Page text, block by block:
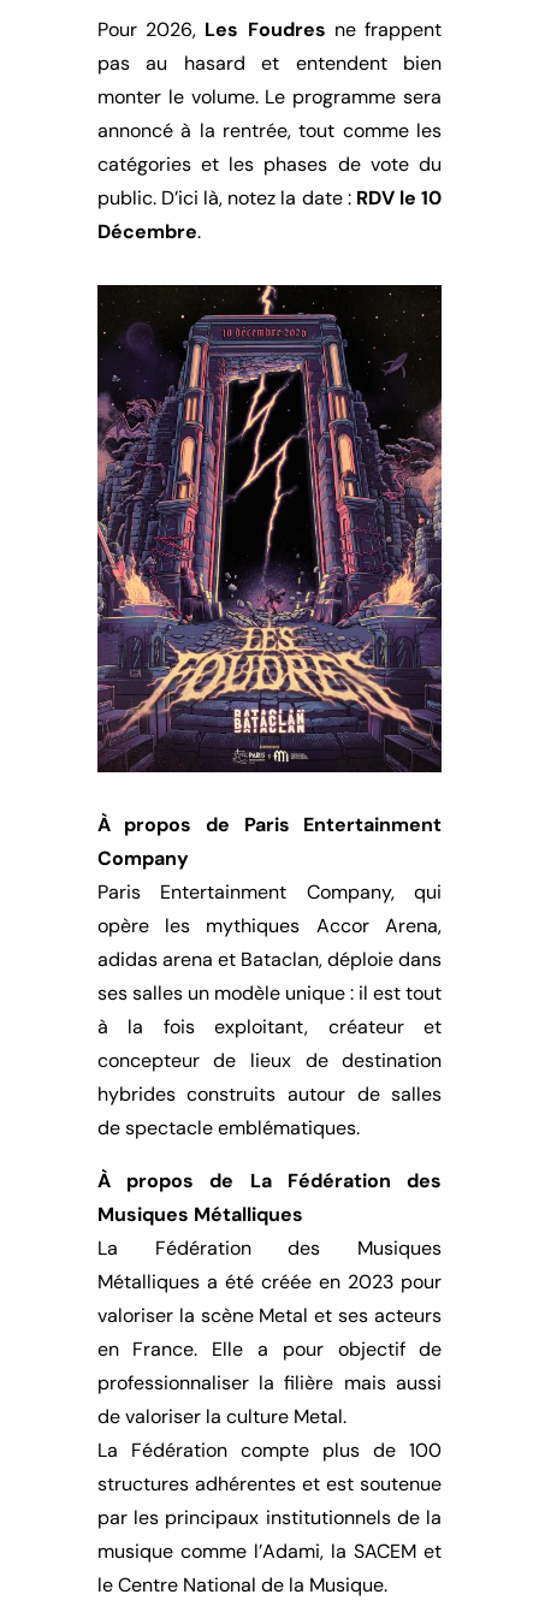
Pour 2026, Les Foudres ne frappent
pas au hasard et entendent bien
monter le volume. Le programme sera
annoncé à la rentrée, tout comme les
catégories et les phases de vote du
public. D’ici là, notez la date : RDV le 10
Décembre.
À propos de Paris Entertainment
Company
Paris Entertainment Company, qui
opère les mythiques Accor Arena,
adidas arena et Bataclan, déploie dans
ses salles un modèle unique : il est tout
à la fois exploitant, créateur et
concepteur de lieux de destination
hybrides construits autour de salles
de spectacle emblématiques.
À propos de La Fédération des
Musiques Métalliques
La Fédération des Musiques
Métalliques a été créée en 2023 pour
valoriser la scène Metal et ses acteurs
en France. Elle a pour objectif de
professionnaliser la filière mais aussi
de valoriser la culture Metal.
La Fédération compte plus de 100
structures adhérentes et est soutenue
par les principaux institutionnels de la
musique comme l’Adami, la SACEM et
le Centre National de la Musique.